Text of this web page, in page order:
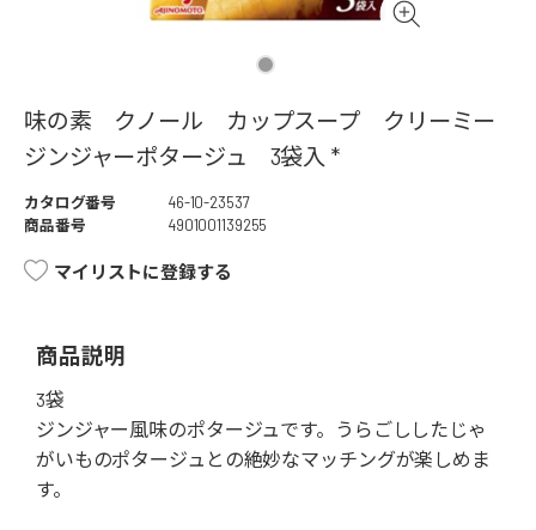
味の素 クノール カップスープ クリーミー
ジンジャーポタージュ 3袋入 *
カタログ番号
46-10-23537
商品番号
4901001139255
マイリストに登録する
商品説明
3袋
ジンジャー風味のポタージュです。うらごししたじゃ
がいものポタージュとの絶妙なマッチングが楽しめま
す。